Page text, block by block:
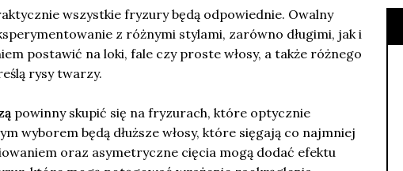
wszystkie fryzury będą odpowiednie. Owalny
z różnymi stylami, zarówno długimi, jak i
postawić na loki, fale czy proste włosy, a także różnego
rysy twarzy.
powinny skupić się na fryzurach, które optycznie
wyborem będą dłuższe włosy, które sięgają co najmniej
oraz asymetryczne cięcia mogą dodać efektu